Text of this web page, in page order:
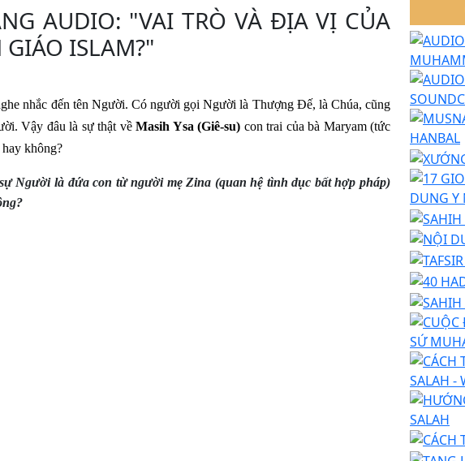
AUDIO: "VAI TRÒ VÀ ĐỊA VỊ CỦA
GIÁO ISLAM?"
nhắc đến tên Người. Có người gọi Người là Thượng Đế, là Chúa, cũng
Vậy đâu là sự thật vềMasih Ysa (Giê-su) con trai của bà Maryam (tức
không?
Người là đứa con từ người mẹ Zina (quan hệ tình dục bất hợp pháp)